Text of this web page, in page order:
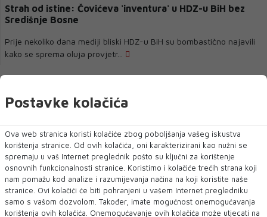
Strah od istine: Čovićeva 'inventura' u HDZ-u BiH bez
Središnje Bosne
Prije nekoliko dana mediji bliski HDZ-u BiH su bombastično najavili
kako se sprema oluja provjetr...
DAME U POLITICI
Postavke kolačića
Ova web stranica koristi kolačiće zbog poboljšanja vašeg iskustva
korištenja stranice. Od ovih kolačića, oni karakterizirani kao nužni se
spremaju u vaš Internet preglednik pošto su ključni za korištenje
osnovnih funkcionalnosti stranice. Koristimo i kolačiće trećih strana koji
nam pomažu kod analize i razumijevanja načina na koji koristite naše
stranice. Ovi kolačići će biti pohranjeni u vašem Internet pregledniku
samo s vašom dozvolom. Također, imate mogućnost onemogućavanja
korištenja ovih kolačića. Onemogućavanje ovih kolačića može utjecati na